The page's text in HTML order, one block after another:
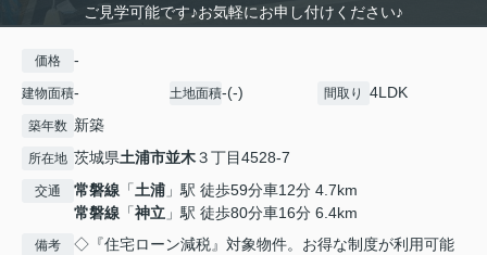
ご見学可能です♪お気軽にお申し付けください♪
価格 -
建物面積- 土地面積-(-) 間取り 4LDK
築年数 新築
所在地 茨城県土浦市並木３丁目4528-7
交通 常磐線 「土浦 」駅 徒歩59分車12分 4.7km
常磐線 「神立 」駅 徒歩80分車16分 6.4km
備考
◇『住宅ローン減税』対象物件。お得な制度が利用可能